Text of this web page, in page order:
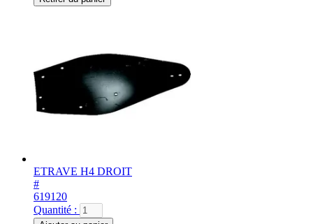
ETRAVE H4 DROIT
#
619120
Quantité :